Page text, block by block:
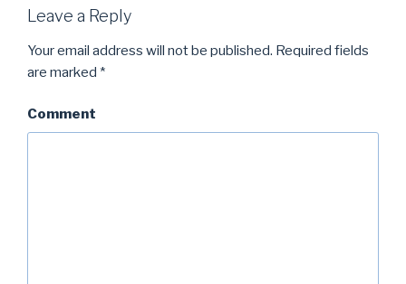
Leave a Reply
Your email address will not be published. Required fields
are marked *
Comment